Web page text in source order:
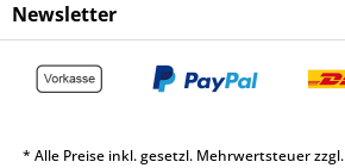
Newsletter
* Alle Preise inkl. gesetzl. Mehrwertsteuer zzgl.